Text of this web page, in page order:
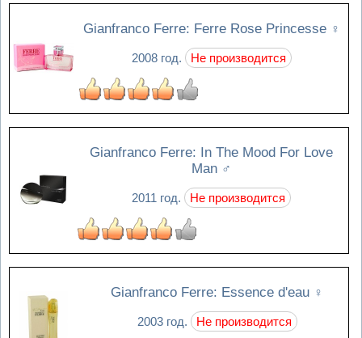
Gianfranco Ferre: Ferre Rose Princesse ♀
2008 год. Не производится
Gianfranco Ferre: In The Mood For Love
Man ♂
2011 год. Не производится
Gianfranco Ferre: Essence d'eau ♀
2003 год. Не производится